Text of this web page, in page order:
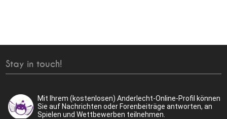
Stay in touch!
Mit Ihrem (kostenlosen) Anderlecht-Online-Profil können
Sie auf Nachrichten oder Forenbeiträge antworten, an
Spielen und Wettbewerben teilnehmen.